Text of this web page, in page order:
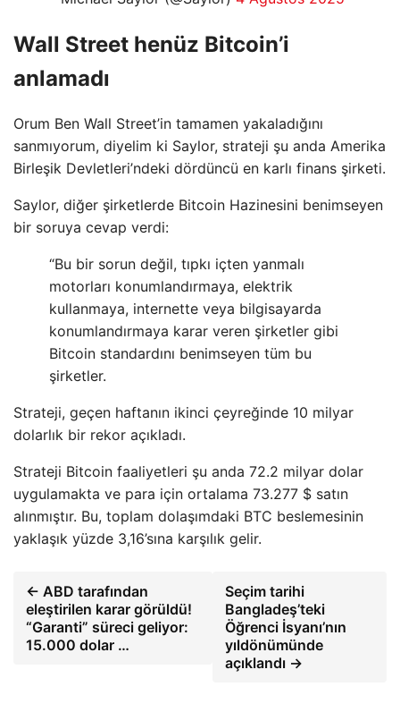
Wall Street henüz Bitcoin’i
anlamadı
Orum Ben Wall Street’in tamamen yakaladığını
sanmıyorum, diyelim ki Saylor, strateji şu anda Amerika
Birleşik Devletleri’ndeki dördüncü en karlı finans şirketi.
Saylor, diğer şirketlerde Bitcoin Hazinesini benimseyen
bir soruya cevap verdi:
“Bu bir sorun değil, tıpkı içten yanmalı
motorları konumlandırmaya, elektrik
kullanmaya, internette veya bilgisayarda
konumlandırmaya karar veren şirketler gibi
Bitcoin standardını benimseyen tüm bu
şirketler.
Strateji, geçen haftanın ikinci çeyreğinde 10 milyar
dolarlık bir rekor açıkladı.
Strateji Bitcoin faaliyetleri şu anda 72.2 milyar dolar
uygulamakta ve para için ortalama 73.277 $ satın
alınmıştır. Bu, toplam dolaşımdaki BTC beslemesinin
yaklaşık yüzde 3,16’sına karşılık gelir.
← ABD tarafından
eleştirilen karar görüldü!
“Garanti” süreci geliyor:
15.000 dolar …
Seçim tarihi
Bangladeş’teki
Öğrenci İsyanı’nın
yıldönümünde
açıklandı →